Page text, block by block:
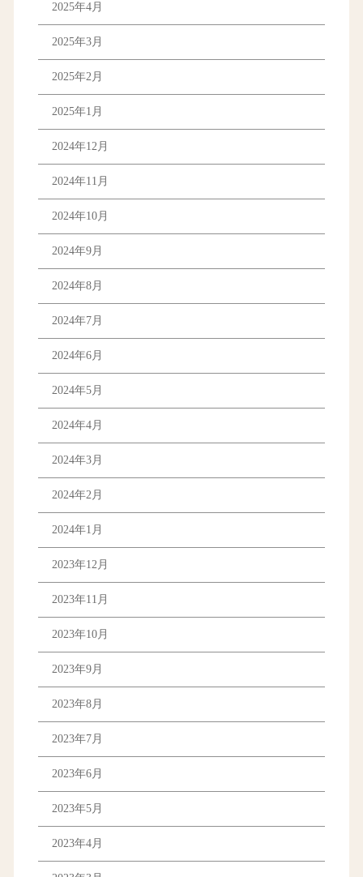
2025年4月
2025年3月
2025年2月
2025年1月
2024年12月
2024年11月
2024年10月
2024年9月
2024年8月
2024年7月
2024年6月
2024年5月
2024年4月
2024年3月
2024年2月
2024年1月
2023年12月
2023年11月
2023年10月
2023年9月
2023年8月
2023年7月
2023年6月
2023年5月
2023年4月